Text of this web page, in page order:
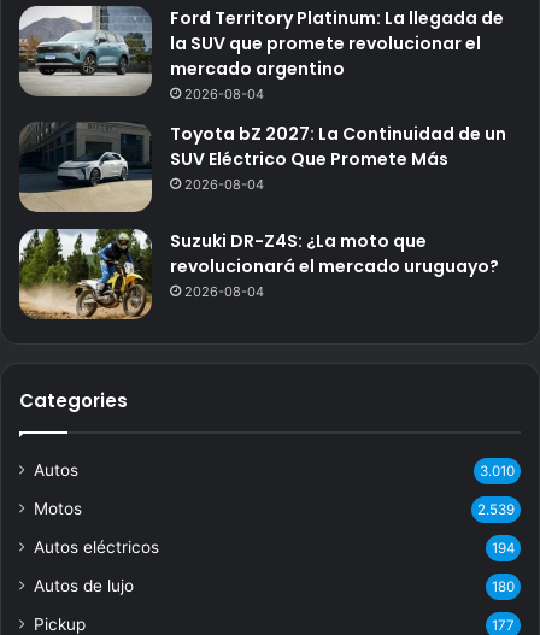
Ford Territory Platinum: La llegada de
la SUV que promete revolucionar el
mercado argentino
2026-08-04
Toyota bZ 2027: La Continuidad de un
SUV Eléctrico Que Promete Más
2026-08-04
Suzuki DR-Z4S: ¿La moto que
revolucionará el mercado uruguayo?
2026-08-04
Categories
Autos 3.010
Motos 2.539
Autos eléctricos 194
Autos de lujo 180
Pickup 177